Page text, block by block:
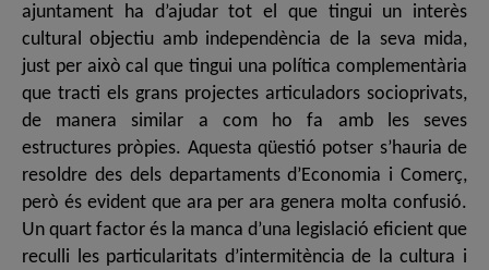
ajuntament ha d’ajudar tot el que tingui un interès
cultural objectiu amb independència de la seva mida,
just per això cal que tingui una política complementària
que tracti els grans projectes articuladors socioprivats,
de manera similar a com ho fa amb les seves
estructures pròpies. Aquesta qüestió potser s’hauria de
resoldre des dels departaments d’Economia i Comerç,
però és evident que ara per ara genera molta confusió.
Un quart factor és la manca d’una legislació eficient que
reculli les particularitats d’intermitència de la cultura i